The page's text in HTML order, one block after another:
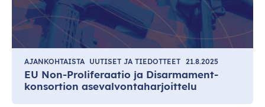
AJANKOHTAISTA UUTISET JA TIEDOTTEET 21.8.2025
EU Non-Proliferaatio ja Disarmament-
konsortion asevalvontaharjoittelu